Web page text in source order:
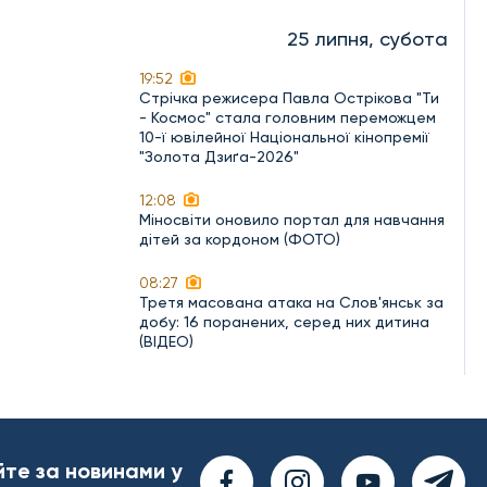
25 липня, субота
19:52
Стрічка режисера Павла Острікова "Ти
- Космос" стала головним переможцем
10-ї ювілейної Національної кінопремії
"Золота Дзиґа-2026"
12:08
Міносвіти оновило портал для навчання
дітей за кордоном (ФОТО)
08:27
Третя масована атака на Слов'янськ за
добу: 16 поранених, серед них дитина
(ВІДЕО)
за новинами у